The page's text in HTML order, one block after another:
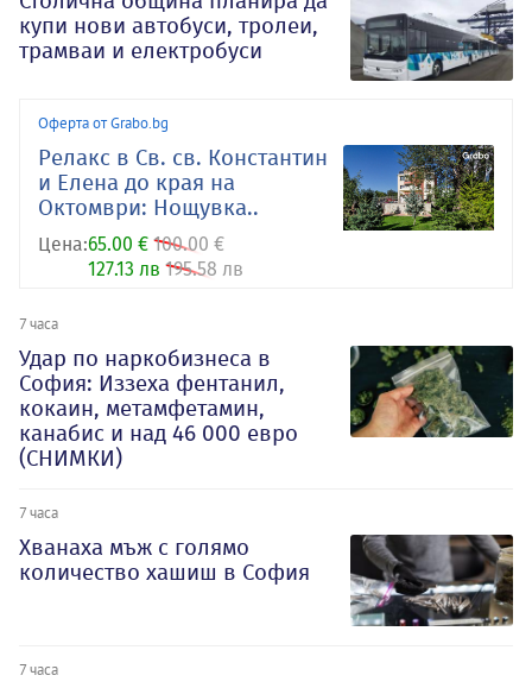
купи нови автобуси, тролеи,
трамваи и електробуси
Оферта от Grabo.bg
Релакс в Св. св. Константин
и Елена до края на
Октомври: Нощувка..
Цена:65.00 € 100.00 €
127.13 лв 195.58 лв
7 часа
Удар по наркобизнеса в
София: Иззеха фентанил,
кокаин, метамфетамин,
канабис и над 46 000 евро
(СНИМКИ)
7 часа
Хванаха мъж с голямо
количество хашиш в София
7 часа